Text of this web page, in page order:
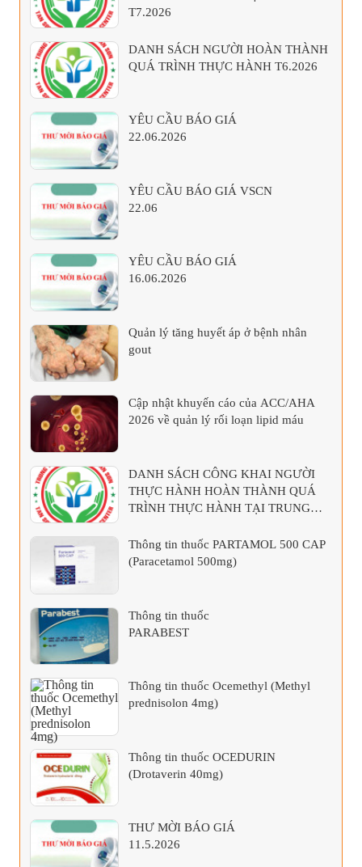
T7.2026
DANH SÁCH NGƯỜI HOÀN THÀNH
QUÁ TRÌNH THỰC HÀNH T6.2026
YÊU CẦU BÁO GIÁ
22.06.2026
YÊU CẦU BÁO GIÁ VSCN
22.06
YÊU CẦU BÁO GIÁ
16.06.2026
Quản lý tăng huyết áp ở bệnh nhân
gout
Cập nhật khuyến cáo của ACC/AHA
2026 về quản lý rối loạn lipid máu
DANH SÁCH CÔNG KHAI NGƯỜI
THỰC HÀNH HOÀN THÀNH QUÁ
TRÌNH THỰC HÀNH TẠI TRUNG
Thông tin thuốc PARTAMOL 500 CAP
(Paracetamol 500mg)
Thông tin thuốc
PARABEST
Thông tin thuốc Ocemethyl (Methyl
prednisolon 4mg)
Thông tin thuốc OCEDURIN
(Drotaverin 40mg)
THƯ MỜI BÁO GIÁ
11.5.2026